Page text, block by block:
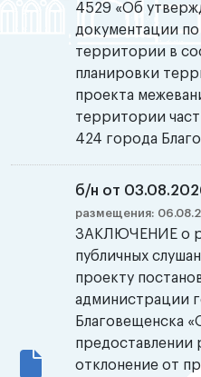
4529 «Об
документации
территории в
планировки
проекта
территории
424 города
б/н от
размещения:
ЗАКЛЮЧЕНИЕ о
публичных
проекту
администрации
Благовещенска
предоставлении
отклонение от